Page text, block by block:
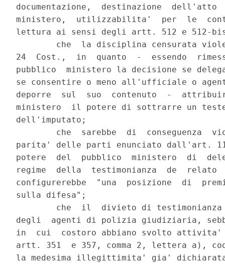
documentazione,  destinazione
ministero,  utilizzabilita'  per  le
lettura ai sensi degli artt. 512 e 512-
che  la disciplina censurata
24  Cost.,  in  quanto  -  essendo
pubblico  ministero la decisione se
se consentire o meno all'ufficiale o
deporre  sul  suo  contenuto  -
ministero  il potere di sottrarre un teste
dell'imputato;
che  sarebbe  di  conseguenza
parita' delle parti enunciato dall'art.
potere  del  pubblico  ministero  di
regime  della  testimonianza  de
configurerebbe  "una  posizione  di
sulla difesa";
che  il  divieto di
degli  agenti di polizia giudiziaria,
in  cui  costoro abbiano svolto
artt. 351  e 357, comma 2, lettera a),
la medesima illegittimita' gia'